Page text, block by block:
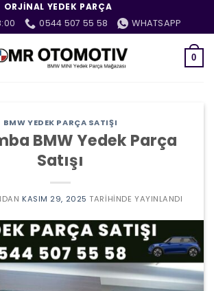
ORJINAL YEDEK PARÇA
0544 507 55 58 WHATSAPP
0
BMW YEDEK PARÇA SATIŞI
BMW Yedek Parça
Satışı
KASIM 29, 2025 TARIHINDE YAYINLANDI